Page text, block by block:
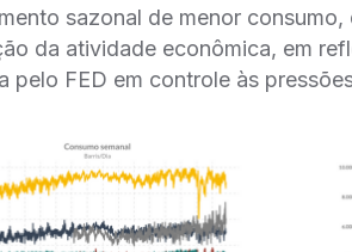
sazonal de menor
da atividade econômica, em
pelo FED em controle às